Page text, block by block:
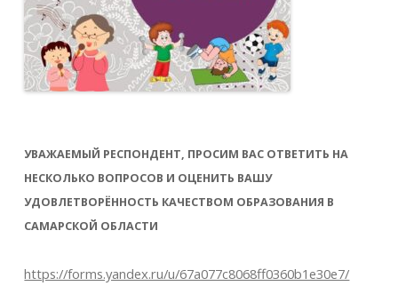
УВАЖАЕМЫЙ РЕСПОНДЕНТ, ПРОСИМ ВАС ОТВЕТИТЬ НА
НЕСКОЛЬКО ВОПРОСОВ И ОЦЕНИТЬ ВАШУ
УДОВЛЕТВОРЁННОСТЬ КАЧЕСТВОМ ОБРАЗОВАНИЯ В
САМАРСКОЙ ОБЛАСТИ
https://forms.yandex.ru/u/67a077c8068ff0360b1e30e7/